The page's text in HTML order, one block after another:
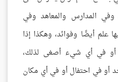
وفي المدارس والمعاهد وفي
علم أيضًا وفوائد، وهكذا إذا
أو في أي شيء أصغى لذلك،
أو في احتفال أو في أي مكان